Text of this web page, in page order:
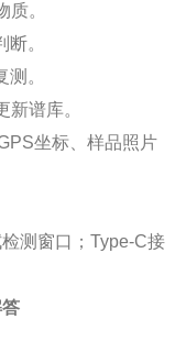
。
。
。
谱库。
坐标、样品照片
测窗口；Type-C接